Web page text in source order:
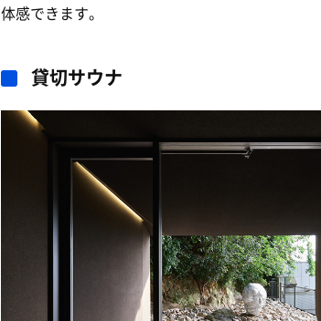
体感できます。
貸切サウナ